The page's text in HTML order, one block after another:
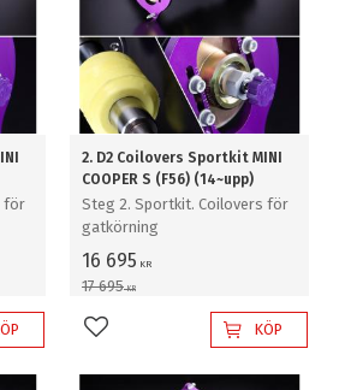
för
2. D2 Coilovers Sportkit MINI
COOPER S (F56) (14~upp)
Steg 2. Sportkit. Coilovers för
gatkörning
16 695 KR
17 695KR
Lägg till i favoriterKÖP